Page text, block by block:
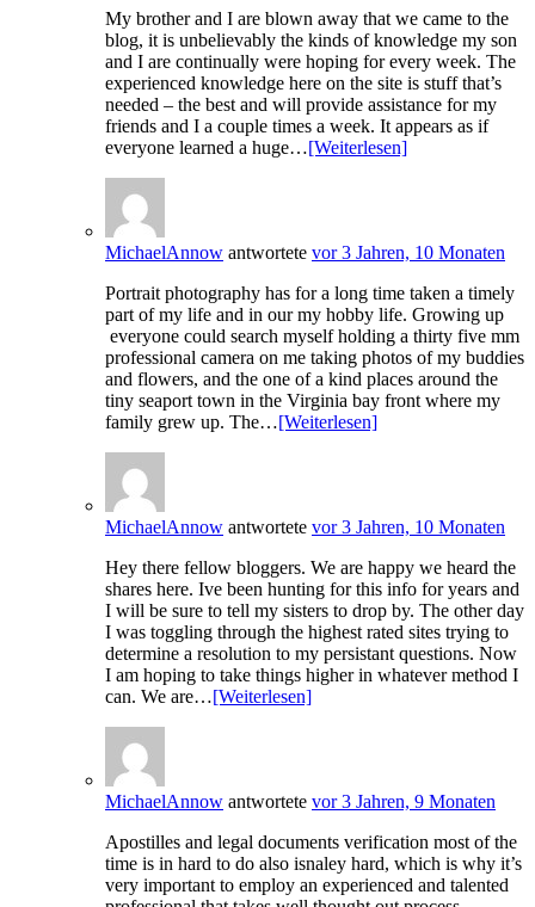
My brother and I are blown away that we came to the
blog, it is unbelievably the kinds of knowledge my son
and I are continually were hoping for every week. The
experienced knowledge here on the site is stuff that’s
needed – the best and will provide assistance for my
friends and I a couple times a week. It appears as if
everyone learned a huge…[Weiterlesen]
MichaelAnnow antwortete vor 3 Jahren, 10 Monaten
Portrait photography has for a long time taken a timely
part of my life and in our my hobby life. Growing up
everyone could search myself holding a thirty five mm
professional camera on me taking photos of my buddies
and flowers, and the one of a kind places around the
tiny seaport town in the Virginia bay front where my
family grew up. The…[Weiterlesen]
MichaelAnnow antwortete vor 3 Jahren, 10 Monaten
Hey there fellow bloggers. We are happy we heard the
shares here. Ive been hunting for this info for years and
I will be sure to tell my sisters to drop by. The other day
I was toggling through the highest rated sites trying to
determine a resolution to my persistant questions. Now
I am hoping to take things higher in whatever method I
can. We are…[Weiterlesen]
MichaelAnnow antwortete vor 3 Jahren, 9 Monaten
Apostilles and legal documents verification most of the
time is in hard to do also isnaley hard, which is why it’s
very important to employ an experienced and talented